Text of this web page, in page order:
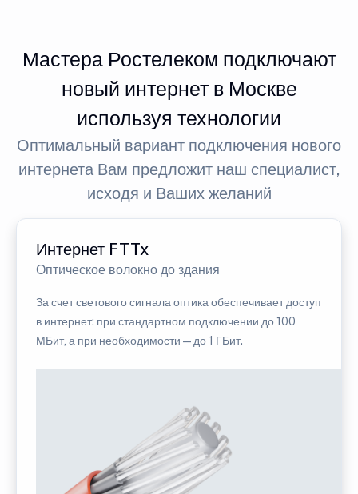
Мастера Ростелеком подключают
новый интернет в Москве
используя технологии
Оптимальный вариант подключения нового
интернета Вам предложит наш специалист,
исходя и Ваших желаний
Интернет FTTx
Оптическое волокно до здания
За счет светового сигнала оптика обеспечивает доступ
в интернет: при стандартном подключении до 100
МБит, а при необходимости — до 1 ГБит.